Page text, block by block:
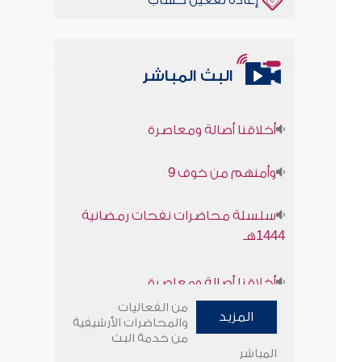
البث المباشر
1444هـ
وأمنهم من خوف 9
سلسلة محاضرات نفحات رمضانية
المزيد
من الفعاليات
والمحاضرات الأرشيفية
من خدمة البث
المباشر